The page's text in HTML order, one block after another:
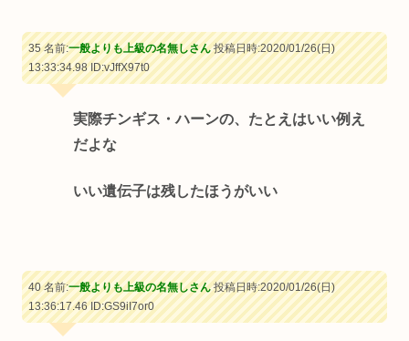
35 名前:一般よりも上級の名無しさん投稿日時:2020/01/26(日)
13:33:34.98ID:vJffX97t0
実際チンギス・ハーンの、たとえはいい例え
だよな
いい遺伝子は残したほうがいい
40 名前:一般よりも上級の名無しさん投稿日時:2020/01/26(日)
13:36:17.46ID:GS9iI7or0